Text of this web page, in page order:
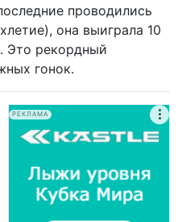
проводились
она выиграла 10
Это рекордный
гонок.
РЕКЛАМА